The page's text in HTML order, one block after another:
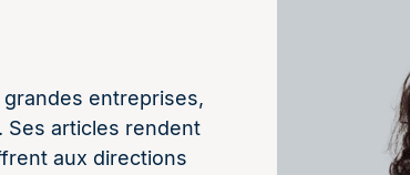
entreprises,
Ses articles rendent
aux directions